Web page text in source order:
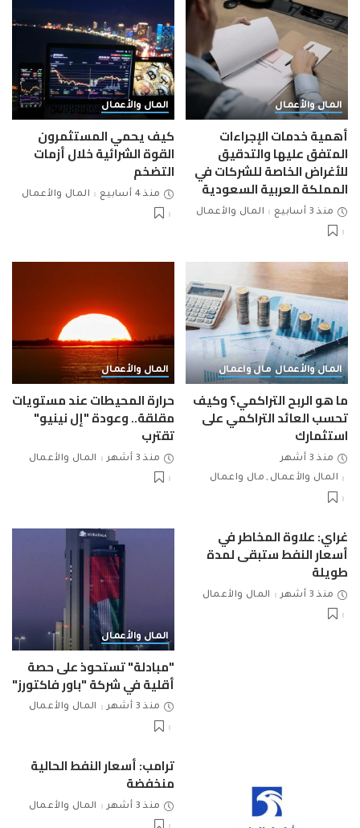
المال والأعمال
أهمية خدمات الإجراءات
المتفق عليها والتدقيق
للأغراض الخاصة للشركات في
المملكة العربية السعودية
منذ 3 أسابيع المال والأعمال
المال والأعمال
كيف يحمي المستثمرون
القوة الشرائية خلال أزمات
التضخم
منذ 4 أسابيع المال والأعمال
المال والأعمال مال واعمال
ما هو الربح التراكمي؟ وكيف
تحسب العائد التراكمي على
استثمارك
منذ 3 أشهر
المال والأعمال
مال واعمال
المال والأعمال
حرارة المحيطات عند مستويات
مقلقة.. وعودة "إل نينيو"
تقترب
منذ 3 أشهر المال والأعمال
غراي: علاوة المخاطر في
أسعار النفط ستبقى لمدة
طويلة
منذ 3 أشهر المال والأعمال
المال والأعمال
"مبادلة" تستحوذ على حصة
أقلية في شركة "باور فاكتورز"
منذ 3 أشهر المال والأعمال
ترامب: أسعار النفط الحالية
منخفضة
منذ 3 أشهر المال والأعمال